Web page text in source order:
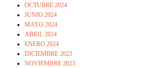
OCTUBRE 2024
JUNIO 2024
MAYO 2024
ABRIL 2024
ENERO 2024
DICIEMBRE 2023
NOVIEMBRE 2023